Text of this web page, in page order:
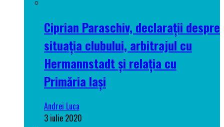
Ciprian Paraschiv, declarații despre
situația clubului, arbitrajul cu
Hermannstadt și relația cu
Primăria Iași
Andrei Luca
3 iulie 2020